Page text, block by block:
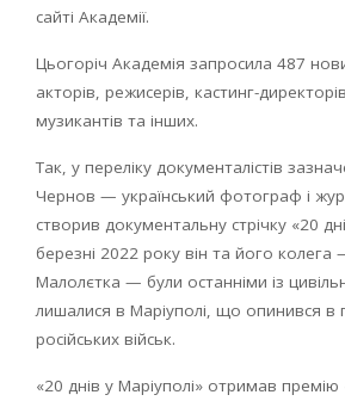
сайті Академії.
Цьогоріч Академія запросила 487
акторів, режисерів, кастинг-
музикантів та інших.
Так, у переліку документалістів
Чернов — український фотограф і
створив документальну стрічку «20
березні 2022 року він та його
Малолєтка — були останніми із
лишалися в Маріуполі, що опинився в
російських військ.
«20 днів у Маріуполі» отримав премію